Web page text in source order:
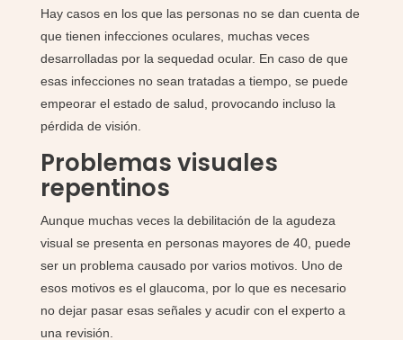
Hay casos en los que las personas no se dan cuenta de
que tienen infecciones oculares, muchas veces
desarrolladas por la sequedad ocular. En caso de que
esas infecciones no sean tratadas a tiempo, se puede
empeorar el estado de salud, provocando incluso la
pérdida de visión.
Problemas visuales
repentinos
Aunque muchas veces la debilitación de la agudeza
visual se presenta en personas mayores de 40, puede
ser un problema causado por varios motivos. Uno de
esos motivos es el glaucoma, por lo que es necesario
no dejar pasar esas señales y acudir con el experto a
una revisión.